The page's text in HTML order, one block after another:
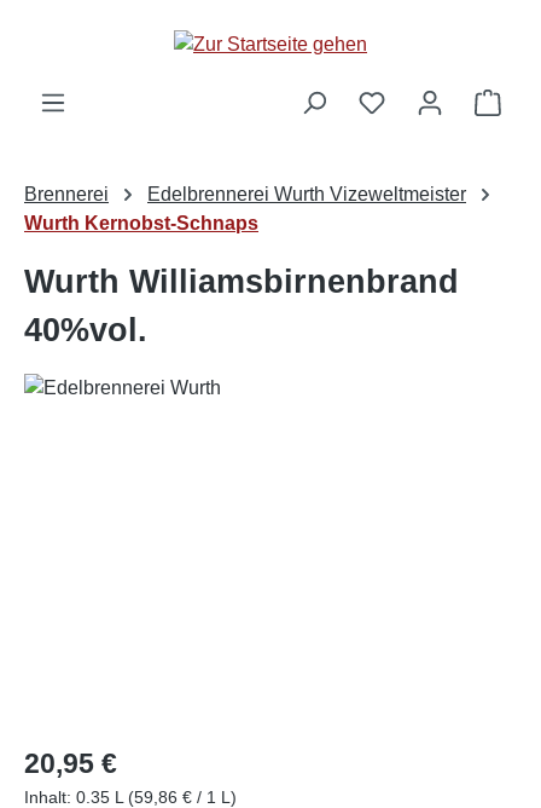
Brennerei
Edelbrennerei Wurth Vizeweltmeister
Wurth Kernobst-Schnaps
Wurth Williamsbirnenbrand
40%vol.
20,95 €
Inhalt: 0.35 L (59,86 € / 1 L)